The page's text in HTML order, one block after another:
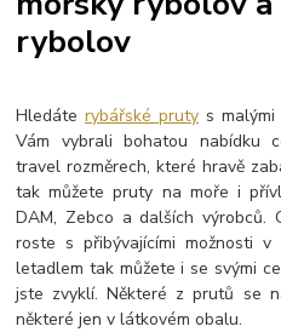
rybolov
Hledáterybářské pruty s malými
Vám vybrali bohatou nabídku
travel rozměrech, které hravě
tak můžete pruty na moře i
DAM, Zebco a dalších výrobců.
roste s přibývajícími možnosti
letadlem tak můžete i se svými
jste zvyklí. Některé z prutů se
některé jen v látkovém obalu.